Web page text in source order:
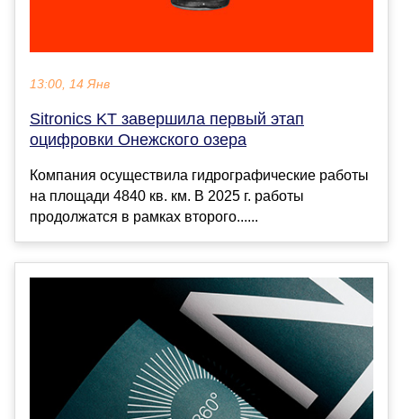
13:00, 14 Янв
Sitronics KT завершила первый этап
оцифровки Онежского озера
Компания осуществила гидрографические работы
на площади 4840 кв. км. В 2025 г. работы
продолжатся в рамках второго......